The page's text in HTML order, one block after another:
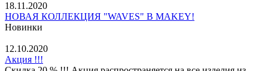
18.11.2020
НОВАЯ КОЛЛЕКЦИЯ "WAVES" В MAKEY!
Новинки
12.10.2020
Акция !!!